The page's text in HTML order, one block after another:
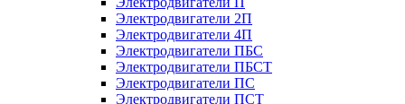
Электродвигатели 2П
Электродвигатели 4П
Электродвигатели ПБС
Электродвигатели ПБСТ
Электродвигатели ПС
Электродвигатели ПСТ